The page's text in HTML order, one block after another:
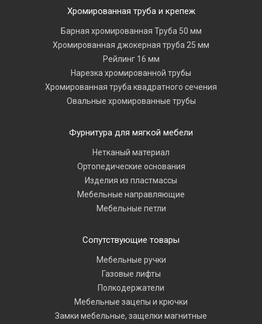
Хромированная труба и крепеж
Барная хромированная Труба 50 мм
Хромированная джокерная труба 25 мм
Рейлинг 16 мм
Нарезка хромированной трубы
Хромированная труба квадратного сечения
Овальные хромированные трубы
Фурнитура для мягкой мебели
Нетканый материал
Ортопедические основания
Изделия из пластмассы
Мебельные направляющие
Мебельные петли
Сопутствующие товары
Мебельные ручки
Газовые лифты
Полкодержатели
Мебельные зацепы и крючки
Замки мебельные, защелки магнитные